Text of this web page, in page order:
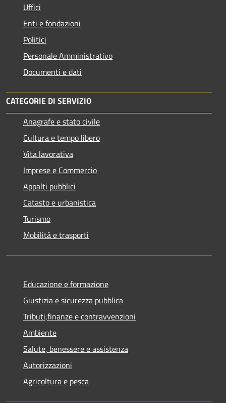
Uffici
Enti e fondazioni
Politici
Personale Amministrativo
Documenti e dati
CATEGORIE DI SERVIZIO
Anagrafe e stato civile
Cultura e tempo libero
Vita lavorativa
Imprese e Commercio
Appalti pubblici
Catasto e urbanistica
Turismo
Mobilità e trasporti
Educazione e formazione
Giustizia e sicurezza pubblica
Tributi,finanze e contravvenzioni
Ambiente
Salute, benessere e assistenza
Autorizzazioni
Agricoltura e pesca